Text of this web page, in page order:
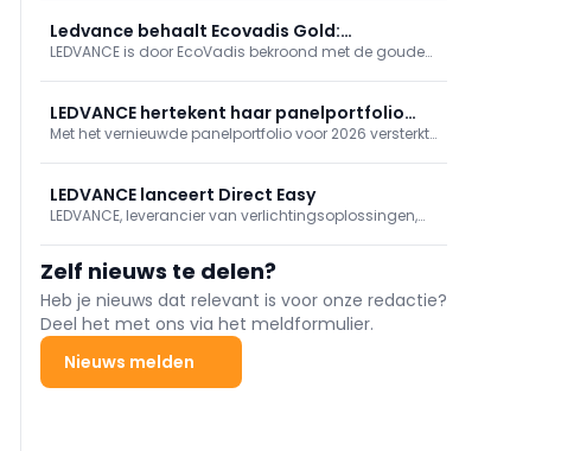
emotionele modus en past licht real-time aan via
camera, gebaren en zesassige arm. Eerder bekroond,
Building.
Ledvance behaalt Ecovadis Gold:
duurzaamheidsperformance bereikt nieuwe
hoogten
LEDVANCE is door EcoVadis bekroond met de gouden
behoort het bedrijf tot de top 5 procent van de door
EcoVadis wereldwijd beoordeelde bedrijven en wordt
LEDVANCE hertekent haar panelportfolio
voor 2026
Met het vernieuwde panelportfolio voor 2026 versterkt
generatie panels verenigt een gestroomlijnde
installatie met uitgebreide lichtmanagementopties
LEDVANCE lanceert Direct Easy
LEDVANCE, leverancier van verlichtingsoplossingen,
ontworpen voor eenvoud, flexibiliteit en
schaalbaarheid. Voor installateurs biedt Direct Easy
een bijzonder snelle en intuïtieve manier om slimme
verlichtingsprojecten te realiseren.
Zelf nieuws te delen?
Heb je nieuws dat relevant is voor onze redactie?
Deel het met ons via het meldformulier.
Nieuws melden